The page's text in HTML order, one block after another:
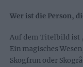
Wer ist die Person,
Auf dem Titelbild ist
Ein magisches
Skogfrun oder